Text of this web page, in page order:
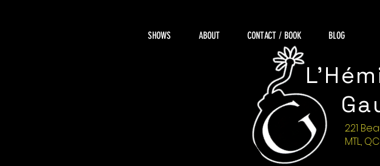
221
MTL,
SHOWS ABOUT CONTACT / BOOK BLOG